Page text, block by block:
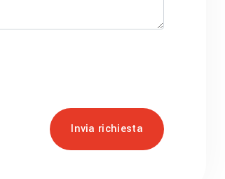
Invia richiesta